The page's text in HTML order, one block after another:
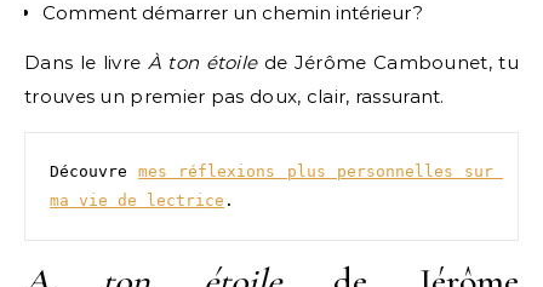
Comment démarrer un chemin intérieur ?
Dans le livre À ton étoile de Jérôme Cambounet, tu
trouves un premier pas doux, clair, rassurant.
Découvre mes réflexions plus personnelles sur
ma vie de lectrice .